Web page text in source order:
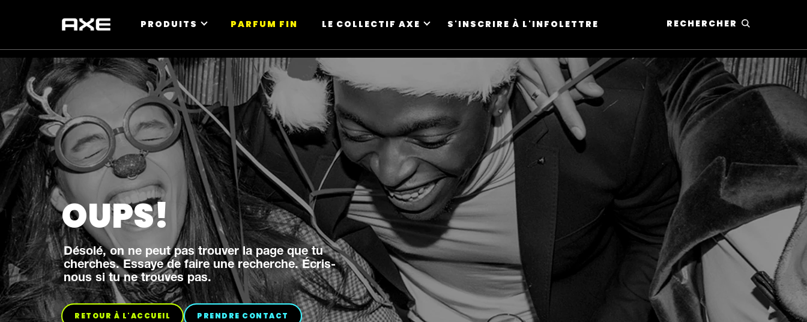
PRODUITS PARFUM FIN LE COLLECTIF AXE S'INSCRIRE À L'INFOLETTRE RECHERCHER
OUPS!
Désolé, on ne peut pas trouver la page que tu
cherches. Essaye de faire une recherche. Écris-
nous si tu ne trouves pas.
RETOUR À L'ACCUEIL OUPS!PRENDRE CONTACT OUPS!